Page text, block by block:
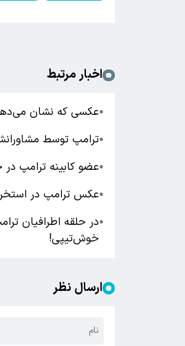
اخبار مرتبط
●عکسی که نشان
●ترامپ توسط
●عضو کابینه ترامپ
●عکس ترامپ در استخر
●در حلقه اطرافیان
خوش‌تیپی!
ارسال نظر